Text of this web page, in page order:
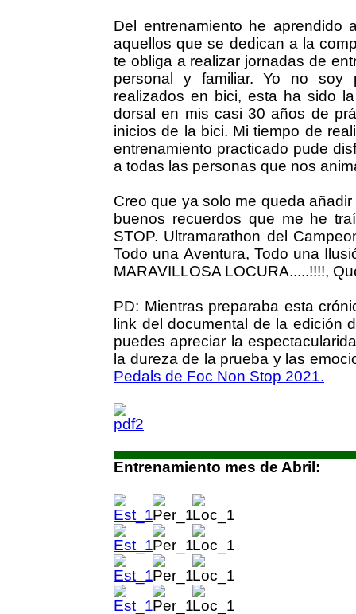
Del entrenamiento he
aquellos que se dedican a la
te obliga a realizar jornadas de
personal y familiar. Yo no soy
realizados en bici, esta ha sido
dorsal en mis casi 30 años de
inicios de la bici. Mi tiempo de
entrenamiento practicado pude
a todas las personas que nos
Creo que ya solo me queda
buenos recuerdos que me he
STOP. Ultramarathon del
Todo una Aventura, Todo una
MARAVILLOSA LOCURA.....!!!!,
PD: Mientras preparaba esta
link del documental de la edición
puedes apreciar la
la dureza de la prueba y las
Pedals de Foc Non Stop 2021.
Entrenamiento mes de Abril: